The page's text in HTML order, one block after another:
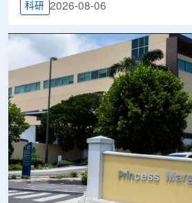
科研 2026-08-06